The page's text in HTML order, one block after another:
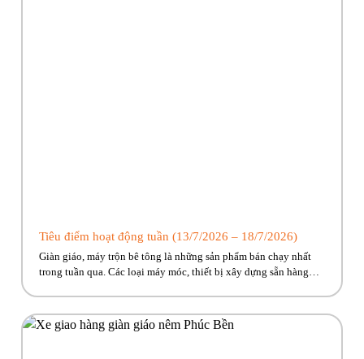
Tiêu điểm hoạt động tuần (13/7/2026 – 18/7/2026)
Giàn giáo, máy trộn bê tông là những sản phẩm bán chạy nhất
trong tuần qua. Các loại máy móc, thiết bị xây dựng sẵn hàng
động tiêu […]